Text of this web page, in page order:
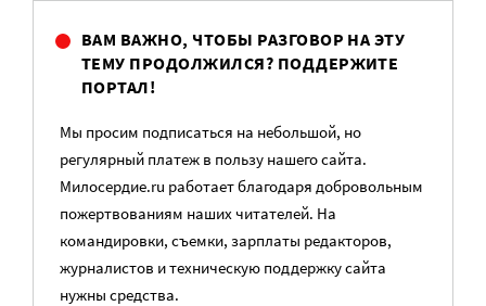
ВАМ ВАЖНО, ЧТОБЫ РАЗГОВОР НА ЭТУ
ТЕМУ ПРОДОЛЖИЛСЯ? ПОДДЕРЖИТЕ
ПОРТАЛ!
Мы просим подписаться на небольшой, но
регулярный платеж в пользу нашего сайта.
Милосердие.ru работает благодаря добровольным
пожертвованиям наших читателей. На
командировки, съемки, зарплаты редакторов,
журналистов и техническую поддержку сайта
нужны средства.